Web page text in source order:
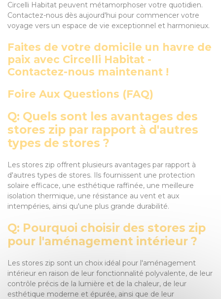
Circelli Habitat peuvent métamorphoser votre quotidien.
Contactez-nous dès aujourd'hui pour commencer votre
voyage vers un espace de vie exceptionnel et harmonieux.
Faites de votre domicile un havre de
paix avec Circelli Habitat -
Contactez-nous maintenant !
Foire Aux Questions (FAQ)
Q: Quels sont les avantages des
stores zip par rapport à d'autres
types de stores ?
Les stores zip offrent plusieurs avantages par rapport à
d'autres types de stores. Ils fournissent une protection
solaire efficace, une esthétique raffinée, une meilleure
isolation thermique, une résistance au vent et aux
intempéries, ainsi qu'une plus grande durabilité.
Q: Pourquoi choisir des stores zip
pour l'aménagement intérieur ?
Les stores zip sont un choix idéal pour l'aménagement
intérieur en raison de leur fonctionnalité polyvalente, de leur
contrôle précis de la lumière et de la chaleur, de leur
esthétique moderne et épurée, ainsi que de leur